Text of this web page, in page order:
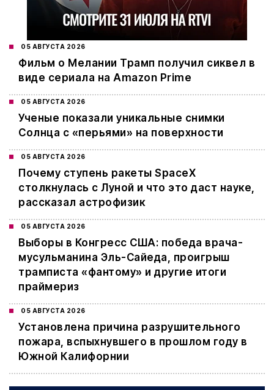
05 АВГУСТА 2026
Фильм о Мелании Трамп получил сиквел в
виде сериала на Amazon Prime
05 АВГУСТА 2026
Ученые показали уникальные снимки
Солнца с «перьями» на поверхности
05 АВГУСТА 2026
Почему ступень ракеты SpaceX
столкнулась с Луной и что это даст науке,
рассказал астрофизик
05 АВГУСТА 2026
Выборы в Конгресс США: победа врача-
мусульманина Эль-Сайеда, проигрыш
трамписта «фантому» и другие итоги
праймериз
05 АВГУСТА 2026
Установлена причина разрушительного
пожара, вспыхнувшего в прошлом году в
Южной Калифорнии